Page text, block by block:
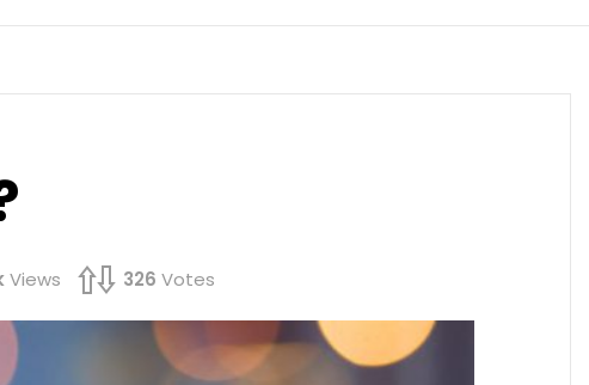
Views 326 Votes